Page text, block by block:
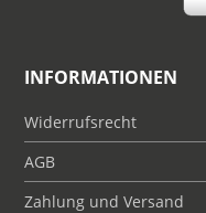
INFORMATIONEN
Widerrufsrecht
AGB
Zahlung und Versand